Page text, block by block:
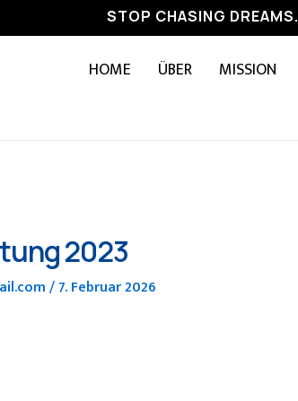
STOP CHASING
HOME ÜBER MISSION
2023
/7. Februar 2026